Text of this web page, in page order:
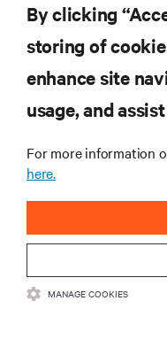
Inscreva-se para
Receba
mais importantes
mais recentes e
By clicking
storing of
enhance site
usage, and
For more information
here.
MANAGE COOKIES